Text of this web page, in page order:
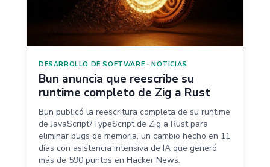
DESARROLLO DE SOFTWARE ·NOTICIAS
Bun anuncia que reescribe su
runtime completo de Zig a Rust
Bun publicó la reescritura completa de su runtime
de JavaScript/TypeScript de Zig a Rust para
eliminar bugs de memoria, un cambio hecho en 11
días con asistencia intensiva de IA que generó
más de 590 puntos en Hacker News.